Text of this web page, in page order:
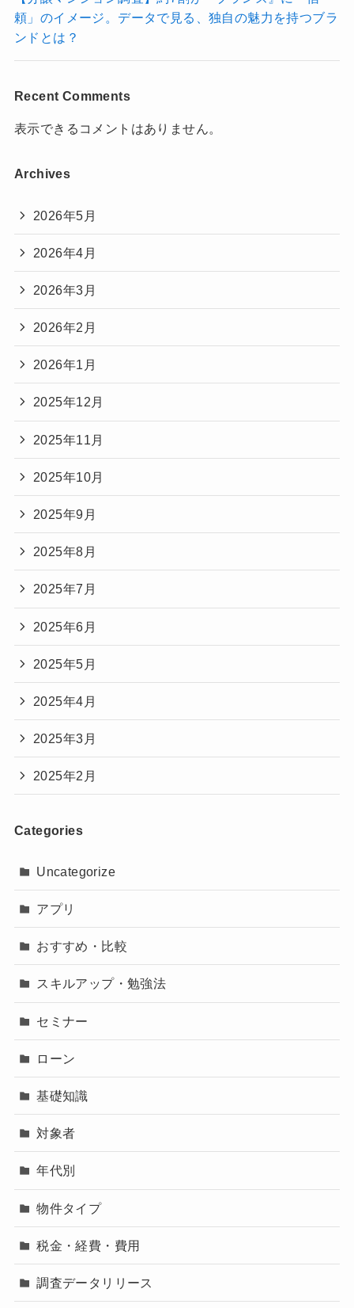
頼」のイメージ。データで見る、独自の魅力を持つブラ
ンドとは？
Recent Comments
表示できるコメントはありません。
Archives
2026年5月
2026年4月
2026年3月
2026年2月
2026年1月
2025年12月
2025年11月
2025年10月
2025年9月
2025年8月
2025年7月
2025年6月
2025年5月
2025年4月
2025年3月
2025年2月
Categories
Uncategorize
アプリ
おすすめ・比較
スキルアップ・勉強法
セミナー
ローン
基礎知識
対象者
年代別
物件タイプ
税金・経費・費用
調査データリリース